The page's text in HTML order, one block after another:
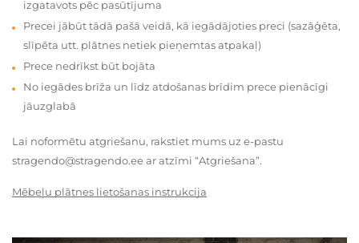
izgatavots pēc pasūtījuma
Precei jābūt tādā pašā veidā, kā iegādājoties preci (sazāģēta,
slīpēta utt. plātnes netiek pieņemtas atpakaļ)
Prece nedrīkst būt bojāta
No iegādes brīža un līdz atdošanas brīdim prece pienācīgi
jāuzglabā
Lai noformētu atgriešanu, rakstiet mums uz e-pastu
stragendo@stragendo.ee ar atzīmi “Atgriešana”.
Mēbeļu plātnes lietošanas instrukcija